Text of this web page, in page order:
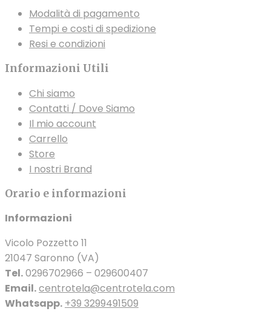
Modalità di pagamento
Tempi e costi di spedizione
Resi e condizioni
Informazioni Utili
Chi siamo
Contatti / Dove Siamo
Il mio account
Carrello
Store
I nostri Brand
Orario e informazioni
Informazioni
Vicolo Pozzetto 11
21047 Saronno (VA)
Tel.0296702966 – 029600407
Email.centrotela@centrotela.com
Whatsapp. +39 3299491509